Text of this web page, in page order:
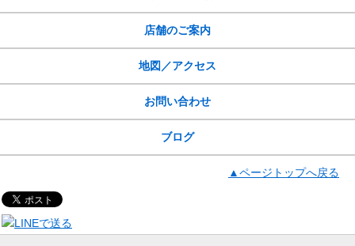
店舗のご案内
地図／アクセス
お問い合わせ
ブログ
▲ページトップへ戻る